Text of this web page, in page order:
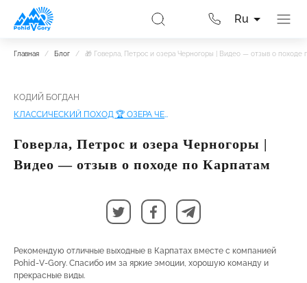
Ru
Главная / Блог / 🎁 Говерла, Петрос и озера Черногоры | Видео — отзыв о походе
КОДИЙ БОГДАН
КЛАССИЧЕСКИЙ ПОХОД 🏆 ОЗЕРА ЧЕРНОГОРЫ | ВОСХОЖДЕНИЕ НА ГОВЕРЛУ И ПЕТРОС
Говерла, Петрос и озера Черногоры |
Видео — отзыв о походе по Карпатам
Рекомендую отличные выходные в Карпатах вместе с компанией
Pohіd-V-Gory. Спасибо им за яркие эмоции, хорошую команду и
прекрасные виды.